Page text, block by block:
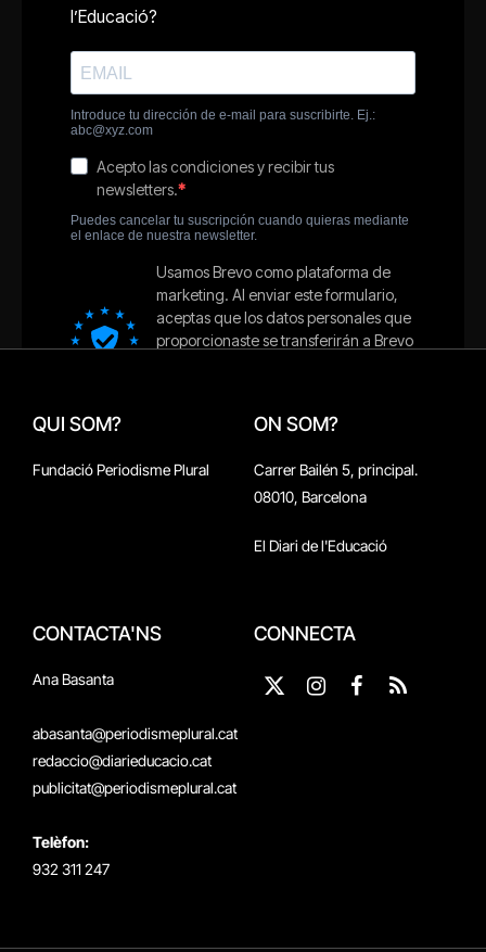
QUI SOM?
Fundació Periodisme Plural
ON SOM?
Carrer Bailén 5, principal.
08010, Barcelona
El Diari de l'Educació
CONTACTA'NS
Ana Basanta
abasanta@periodismeplural.cat
redaccio@diarieducacio.cat
publicitat@periodismeplural.cat
Telèfon:
932 311 247
CONNECTA
X
InstagramFacebook
RSS